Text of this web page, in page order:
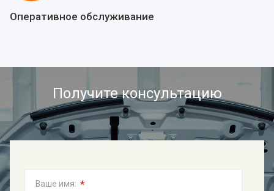
Оперативное обслуживание
Получите консультацию
Ваше имя: *